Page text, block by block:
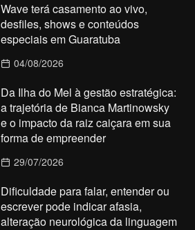
Wave terá casamento ao vivo,
desfiles, shows e conteúdos
especiais em Guaratuba
04/08/2026
Da Ilha do Mel à gestão estratégica:
a trajetória de Bianca Martinowsky
e o impacto da raiz caiçara em sua
forma de empreender
29/07/2026
Dificuldade para falar, entender ou
escrever pode indicar afasia,
alteração neurológica da linguagem